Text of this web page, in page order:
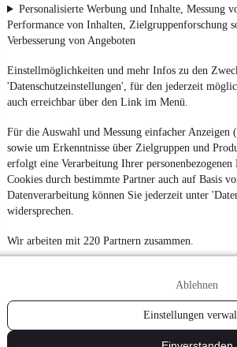
Personalisierte Werbung und Inhalte, Messung
Performance von Inhalten, Zielgruppenforschung
Verbesserung von Angeboten
Einstellmöglichkeiten und mehr Infos zu den
'Datenschutzeinstellungen', für den jederzeit
auch erreichbar über den Link im Menü.
Für die Auswahl und Messung einfacher Anzeigen
sowie um Erkenntnisse über Zielgruppen und
erfolgt eine Verarbeitung Ihrer
Cookies durch bestimmte Partner auch auf Basis
Datenverarbeitung können Sie jederzeit unter
widersprechen.
Wir arbeiten mit 220 Partnern zusammen.
Ablehnen
Einstellungen